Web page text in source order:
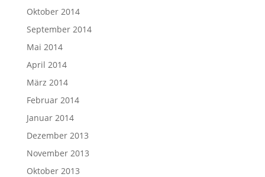
Oktober 2014
September 2014
Mai 2014
April 2014
März 2014
Februar 2014
Januar 2014
Dezember 2013
November 2013
Oktober 2013